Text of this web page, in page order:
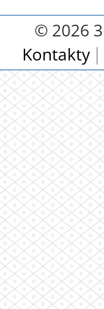
© 2026
Kontakty